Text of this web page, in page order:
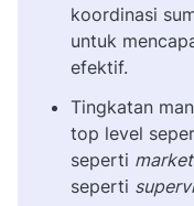
koordinasi
untuk
efektif.
Tingkatan
top level
seperti
seperti